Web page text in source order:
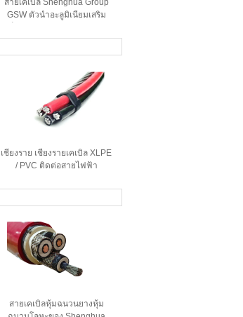
สายเคเบิล Shenghua Group
GSW ตัวนำอะลูมิเนียมเสริม
- 765.99mm²
เชียงราย เชียงรายเคเบิล XLPE
/ PVC ติดต่อสายไฟฟ้า
สายเคเบิลหุ้มฉนวนยางหุ้ม